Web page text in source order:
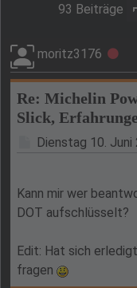
93 Beiträge
moritz3176
Re: Michelin
Slick,
Beitrag
Dienstag 10. Juni
Kann mir wer
DOT aufschlüsselt?
Edit: Hat sich
fragen